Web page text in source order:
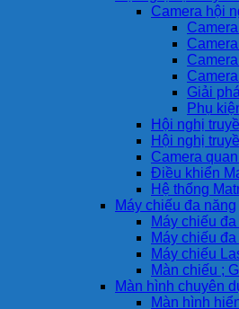
Camera hội
Giải
Phụ
Hội nghị
Hội nghị
Camera
Điều khiển
Hệ thống
Máy chiếu đa năng
Máy chiếu
Máy chiếu
Máy chiếu
Màn chiếu ;
Màn hình chuyên
Màn hình